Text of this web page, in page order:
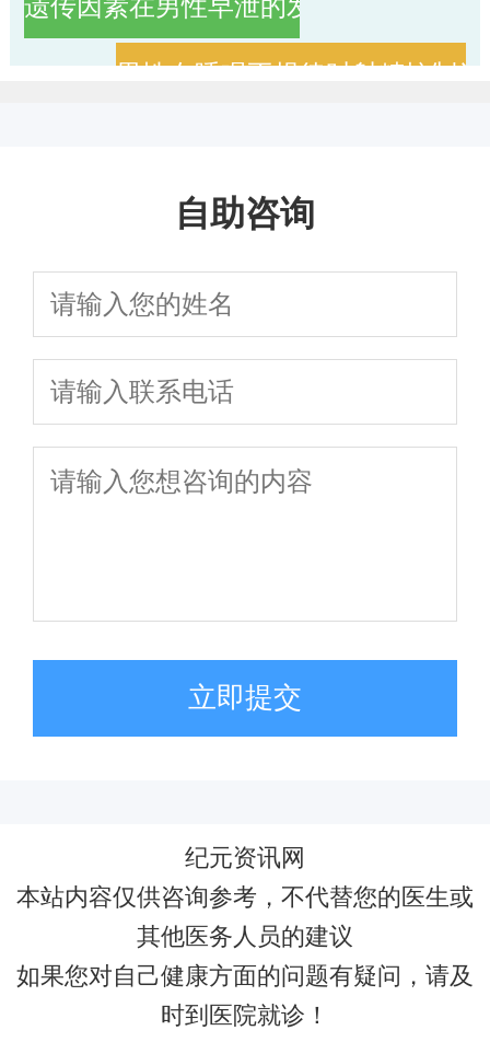
遗传因素在男性早泄的发病过程中究竟
男性在睡眠不规律时射精控制
男性早泄是否可能由不良
自助咨询
立即提交
纪元资讯网
本站内容仅供咨询参考，不代替您的医生或
其他医务人员的建议
如果您对自己健康方面的问题有疑问，请及
时到医院就诊！